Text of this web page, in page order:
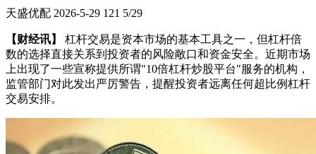
天盛优配 2026-5-29 121 5/29
【财经讯】
杠杆交易是资本市场的基本工具之一，但杠杆倍
数的选择直接关系到投资者的风险敞口和资金安全。近期市场
上出现了一些宣称提供所谓"10倍杠杆炒股平台"服务的机构，
监管部门对此发出严厉警告，提醒投资者远离任何超比例杠杆
交易安排。